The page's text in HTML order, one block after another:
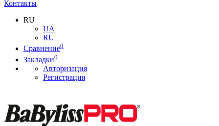
Контакты
RU
UA
RU
Сравнение0
Закладки0
Авторизация
Регистрация